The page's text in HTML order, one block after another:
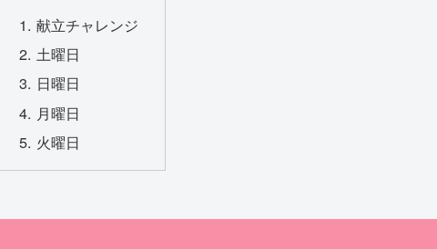
献立チャレンジ
土曜日
日曜日
月曜日
火曜日